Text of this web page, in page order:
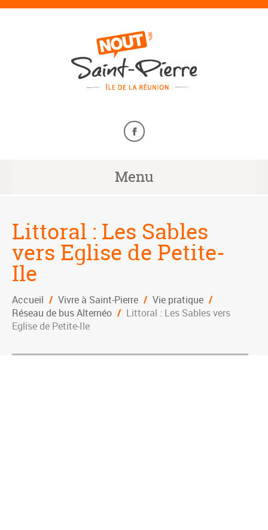
Menu
Littoral : Les Sables
vers Eglise de Petite-
Ile
Accueil / Vivre à Saint-Pierre / Vie pratique /
Réseau de bus Alternéo / Littoral : Les Sables vers
Eglise de Petite-Ile